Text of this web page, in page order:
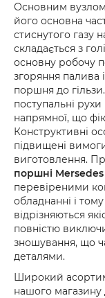
Основним вузлом
його основна
стиснутого газу
складається з
основну робочу
згоряння палива
поршня до
поступальні
напрямної, що
Конструктивні
підвищені
виготовлення.
поршні
перевіреними
обладнанні і
відрізняються
повністю
зношування, що
деталями.
Широкий
нашого магазину